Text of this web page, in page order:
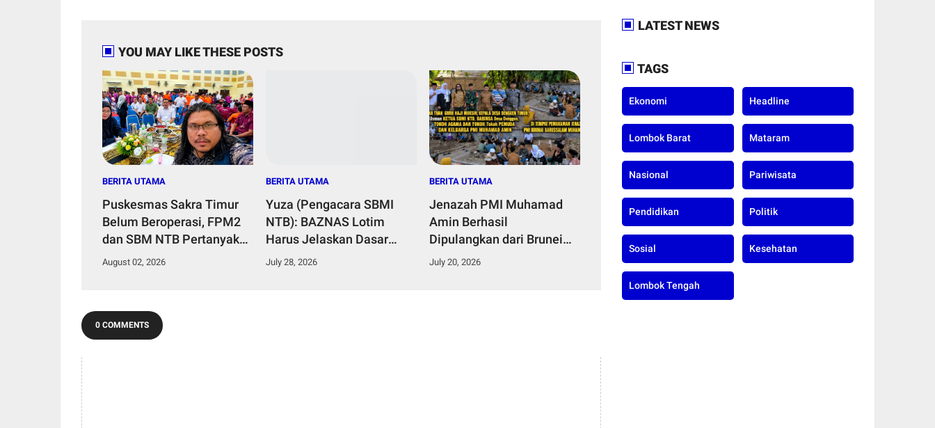
YOU MAY LIKE THESE POSTS
BERITA UTAMA
Puskesmas Sakra Timur
Belum Beroperasi, FPM2
dan SBM NTB Pertanyakan
Penempatan Plt Kepala
August 02, 2026
BERITA UTAMA
Yuza (Pengacara SBMI
NTB): BAZNAS Lotim
Harus Jelaskan Dasar
Hukum Asuransi Porprov,
July 28, 2026
BERITA UTAMA
Jenazah PMI Muhamad
Amin Berhasil
Dipulangkan dari Brunei
Darussalam, Biaya
July 20, 2026
0 COMMENTS
LATEST NEWS
TAGS
Ekonomi Headline
Lombok Barat Mataram
Nasional Pariwisata
Pendidikan Politik
Sosial Kesehatan
Lombok Tengah